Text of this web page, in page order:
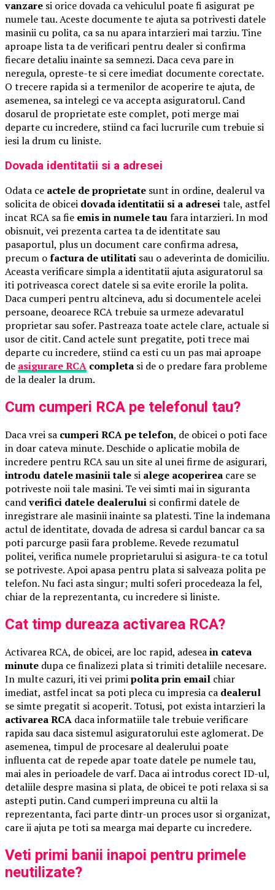
vanzare si orice dovada ca vehiculul poate fi asigurat pe
numele tau. Aceste documente te ajuta sa potrivesti datele
masinii cu polita, ca sa nu apara intarzieri mai tarziu. Tine
aproape lista ta de verificari pentru dealer si confirma
fiecare detaliu inainte sa semnezi. Daca ceva pare in
neregula, opreste-te si cere imediat documente corectate.
O trecere rapida si a termenilor de acoperire te ajuta, de
asemenea, sa intelegi ce va accepta asiguratorul. Cand
dosarul de proprietate este complet, poti merge mai
departe cu incredere, stiind ca faci lucrurile cum trebuie si
iesi la drum cu liniste.
Dovada identitatii si a adresei
Odata ce actele de proprietate sunt in ordine, dealerul va
solicita de obicei dovada identitatii si a adreseitale, astfel
incat RCA sa fie emis in numele taufara intarzieri. In mod
obisnuit, vei prezenta cartea ta de identitate sau
pasaportul, plus un document care confirma adresa,
precum ofactura de utilitati sau o adeverinta de domiciliu.
Aceasta verificare simpla a identitatii ajuta asiguratorul sa
iti potriveasca corect datele si sa evite erorile la polita.
Daca cumperi pentru altcineva, adu si documentele acelei
persoane, deoarece RCA trebuie sa urmeze adevaratul
proprietar sau sofer. Pastreaza toate actele clare, actuale si
usor de citit. Cand actele sunt pregatite, poti trece mai
departe cu incredere, stiind ca esti cu un pas mai aproape
de asigurare RCA completa si de o predare fara probleme
de la dealer la drum.
Cum cumperi RCA pe telefonul tau?
Daca vrei sa cumperi RCA pe telefon, de obicei o poti face
in doar cateva minute. Deschide o aplicatie mobila de
incredere pentru RCA sau un site al unei firme de asigurari,
introdu datele masinii tale si alege acoperirea care se
potriveste noii tale masini. Te vei simti mai in siguranta
candverifici datele dealerului si confirmi datele de
inregistrare ale masinii inainte sa platesti. Tine la indemana
actul de identitate, dovada de adresa si cardul bancar ca sa
poti parcurge pasii fara probleme. Revede rezumatul
politei, verifica numele proprietarului si asigura-te ca totul
se potriveste. Apoi apasa pentru plata si salveaza polita pe
telefon. Nu faci asta singur; multi soferi procedeaza la fel,
chiar de la reprezentanta, cu incredere si liniste.
Cat timp dureaza activarea RCA?
Activarea RCA, de obicei, are loc rapid, adeseain cateva
minute dupa ce finalizezi plata si trimiti detaliile necesare.
In multe cazuri, iti vei primipolita prin email chiar
imediat, astfel incat sa poti pleca cu impresia ca dealerul
se simte pregatit si acoperit. Totusi, pot exista intarzieri la
activarea RCA daca informatiile tale trebuie verificare
rapida sau daca sistemul asiguratorului este aglomerat. De
asemenea, timpul de procesare al dealerului poate
influenta cat de repede apar toate datele pe numele tau,
mai ales in perioadele de varf. Daca ai introdus corect ID-ul,
detaliile despre masina si plata, de obicei te poti relaxa si sa
astepti putin. Cand cumperi impreuna cu altii la
reprezentanta, faci parte dintr-un proces usor si organizat,
care ii ajuta pe toti sa mearga mai departe cu incredere.
Veti primi banii inapoi pentru primele
neutilizate?